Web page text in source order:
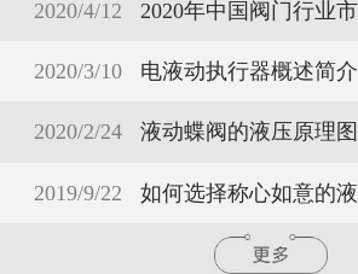
2020/4/12
2020/3/10 电液动执行器概述简介
2020/2/24
2019/9/22